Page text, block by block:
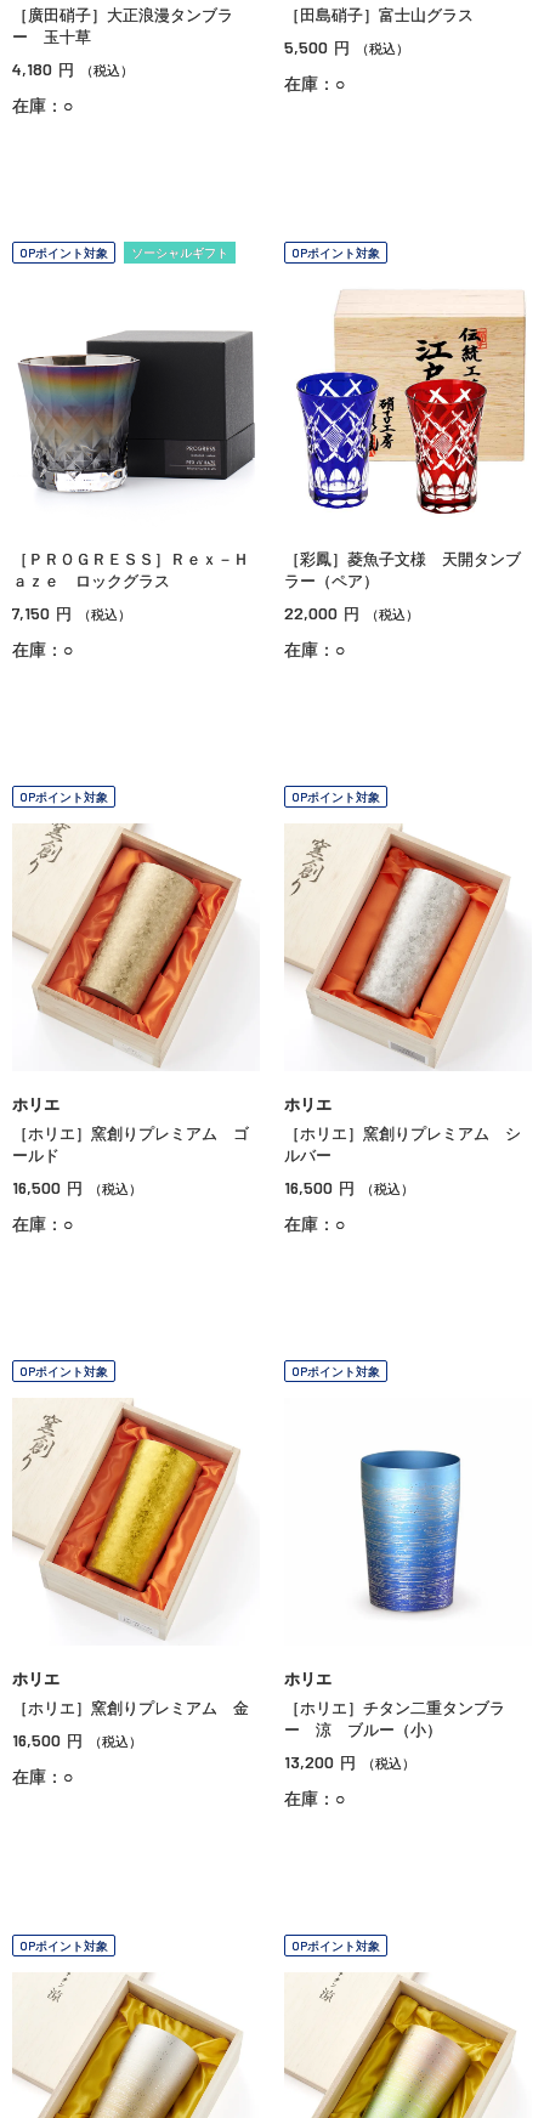
［廣田硝子］大正浪漫タンブラ
ー 玉十草
4,180 円 （税込）
在庫：○
［田島硝子］富士山グラス
5,500 円 （税込）
在庫：○
OPポイント対象 ソーシャルギフト
［ＰＲＯＧＲＥＳＳ］Ｒｅｘ－Ｈ
ａｚｅ ロックグラス
7,150 円 （税込）
在庫：○
OPポイント対象
［彩鳳］菱魚子文様 天開タンブ
ラー（ペア）
22,000 円 （税込）
在庫：○
OPポイント対象
ホリエ
［ホリエ］窯創りプレミアム ゴ
ールド
16,500 円 （税込）
在庫：○
OPポイント対象
ホリエ
［ホリエ］窯創りプレミアム シ
ルバー
16,500 円 （税込）
在庫：○
OPポイント対象
ホリエ
［ホリエ］窯創りプレミアム 金
16,500 円 （税込）
在庫：○
OPポイント対象
ホリエ
［ホリエ］チタン二重タンブラ
ー 涼 ブルー（小）
13,200 円 （税込）
在庫：○
OPポイント対象 OPポイント対象